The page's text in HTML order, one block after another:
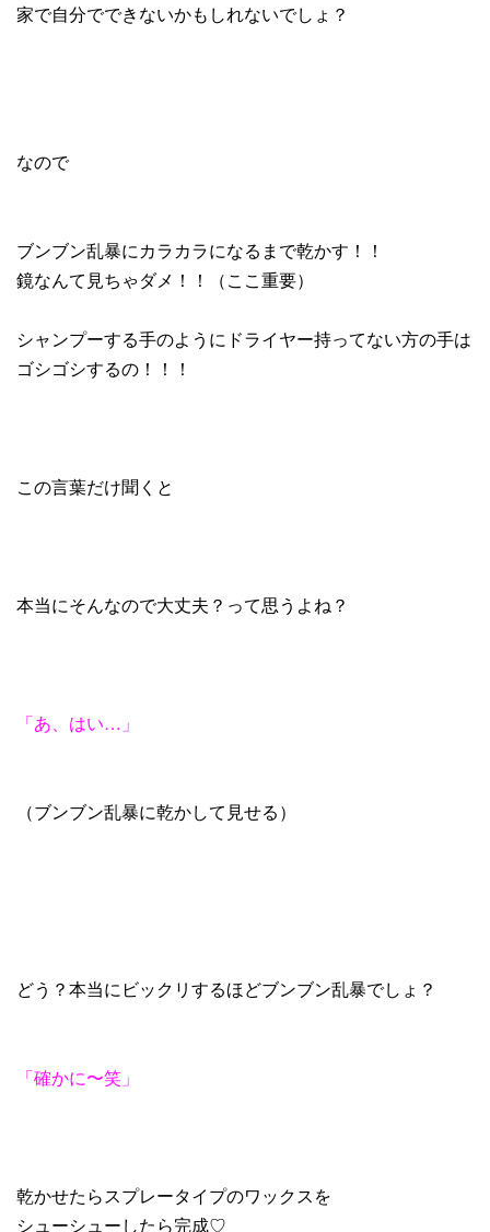
家で自分でできないかもしれないでしょ？
なので
ブンブン乱暴にカラカラになるまで乾かす！！
鏡なんて見ちゃダメ！！（ここ重要）
シャンプーする手のようにドライヤー持ってない方の手は
ゴシゴシするの！！！
この言葉だけ聞くと
本当にそんなので大丈夫？って思うよね？
「あ、はい… 」
（ブンブン乱暴に乾かして見せる）
どう？本当にビックリするほどブンブン乱暴でしょ？
「確かに〜笑」
乾かせたらスプレータイプのワックスを
シューシューしたら完成♡